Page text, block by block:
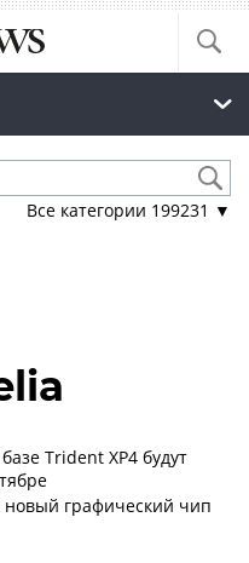
Все категории 199231 ▼
Trident XP4 будут
новый графический чип